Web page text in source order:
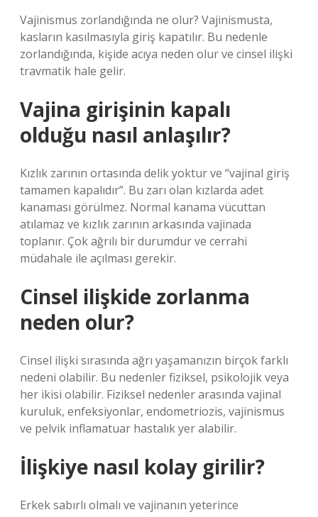
Vajinismus zorlandığında ne olur? Vajinismusta,
kasların kasılmasıyla giriş kapatılır. Bu nedenle
zorlandığında, kişide acıya neden olur ve cinsel ilişki
travmatik hale gelir.
Vajina girişinin kapalı
olduğu nasıl anlaşılır?
Kızlık zarının ortasında delik yoktur ve “vajinal giriş
tamamen kapalıdır”. Bu zarı olan kızlarda adet
kanaması görülmez. Normal kanama vücuttan
atılamaz ve kızlık zarının arkasında vajinada
toplanır. Çok ağrılı bir durumdur ve cerrahi
müdahale ile açılması gerekir.
Cinsel ilişkide zorlanma
neden olur?
Cinsel ilişki sırasında ağrı yaşamanızın birçok farklı
nedeni olabilir. Bu nedenler fiziksel, psikolojik veya
her ikisi olabilir. Fiziksel nedenler arasında vajinal
kuruluk, enfeksiyonlar, endometriozis, vajinismus
ve pelvik inflamatuar hastalık yer alabilir.
İlişkiye nasıl kolay girilir?
Erkek sabırlı olmalı ve vajinanın yeterince